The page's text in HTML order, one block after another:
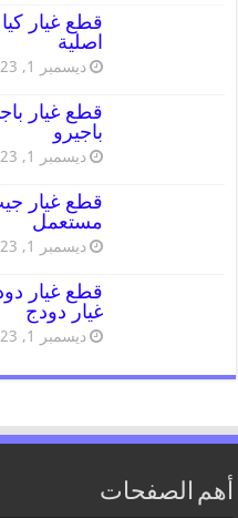
اصلية
ديسمبر 1, 2023
باجيرو
ديسمبر 1, 2023
مستعمل
ديسمبر 1, 2023
غيار دودج
ديسمبر 1, 2023
أهم الصفحات